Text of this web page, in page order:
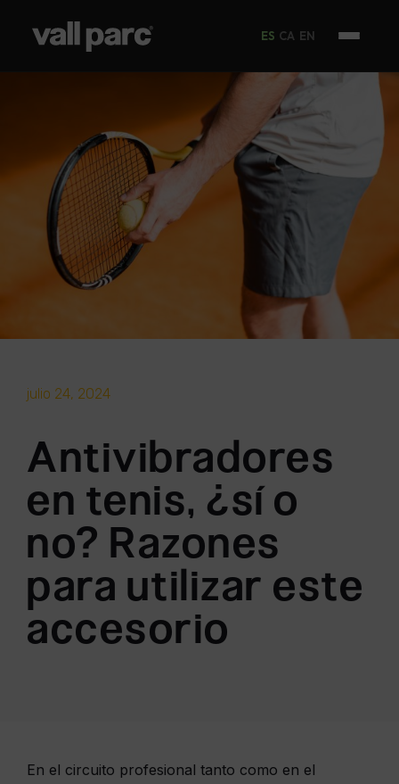
ES CA EN
julio 24, 2024
Antivibradores
en tenis, ¿sí o
no? Razones
para utilizar este
accesorio
En el circuito profesional tanto como en el